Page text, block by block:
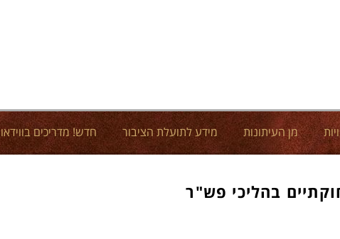
מן העיתונות מידע לתועלת הציבור חדש! מדריכים בווידאו
בהליכי פש"ר